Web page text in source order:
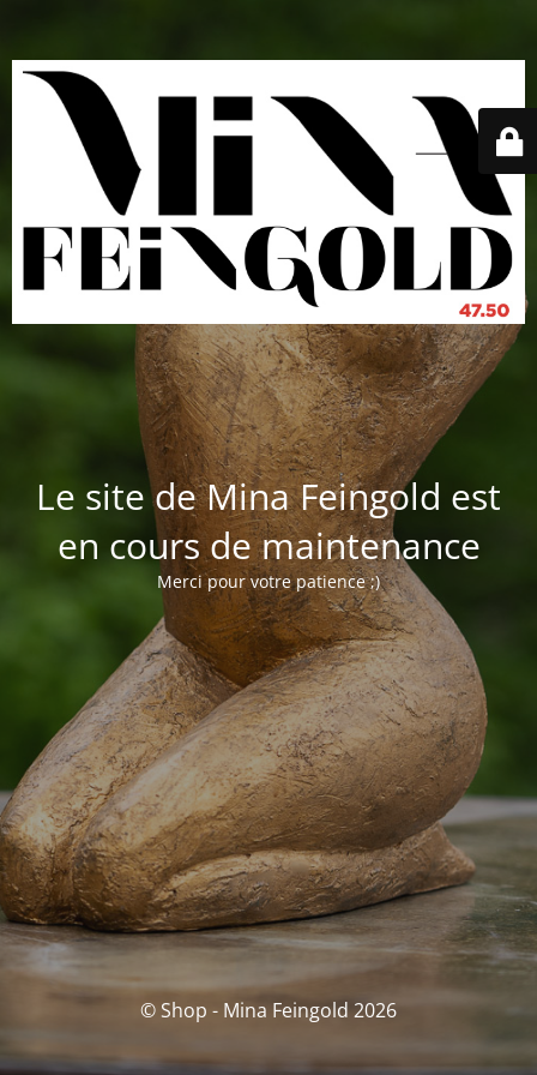
Le site de Mina Feingold est
en cours de maintenance
Merci pour votre patience ;)
© Shop - Mina Feingold 2026